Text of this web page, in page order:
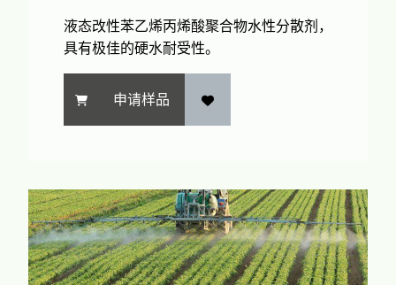
液态改性苯乙烯丙烯酸聚合物水性分散剂，
具有极佳的硬水耐受性。
申请样品